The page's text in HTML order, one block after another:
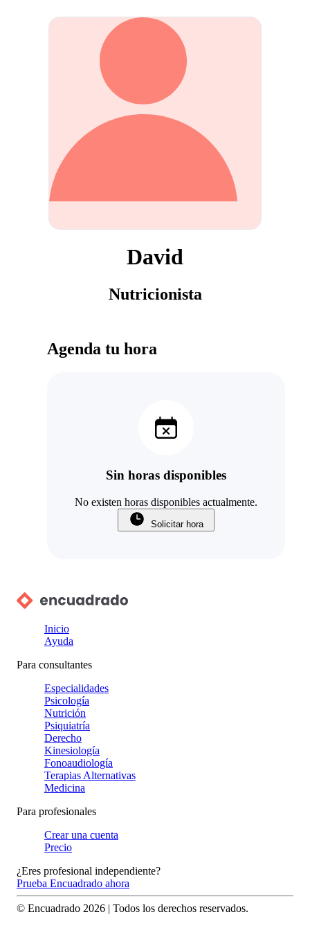
David
Nutricionista
Agenda tu hora
Sin horas disponibles
No existen horas disponibles actualmente.
Solicitar hora
Inicio
Ayuda
Para consultantes
Especialidades
Psicología
Nutrición
Psiquiatría
Derecho
Kinesiología
Fonoaudiología
Terapias Alternativas
Medicina
Para profesionales
Crear una cuenta
Precio
¿Eres profesional independiente?
Prueba Encuadrado ahora
© Encuadrado 2026 | Todos los derechos reservados.